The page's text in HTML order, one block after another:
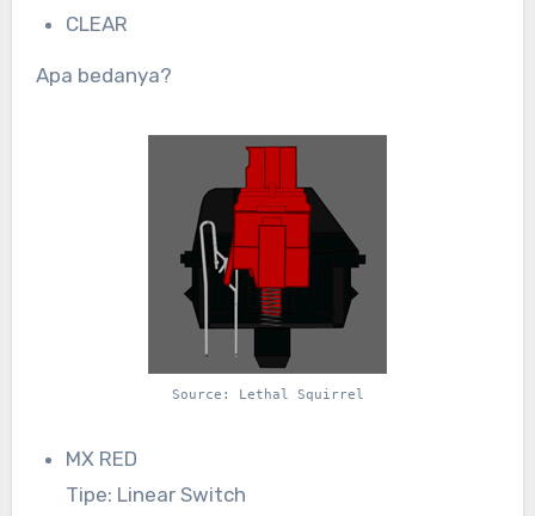
CLEAR
Apa bedanya?
Source: Lethal Squirrel
MX RED
Tipe: Linear Switch